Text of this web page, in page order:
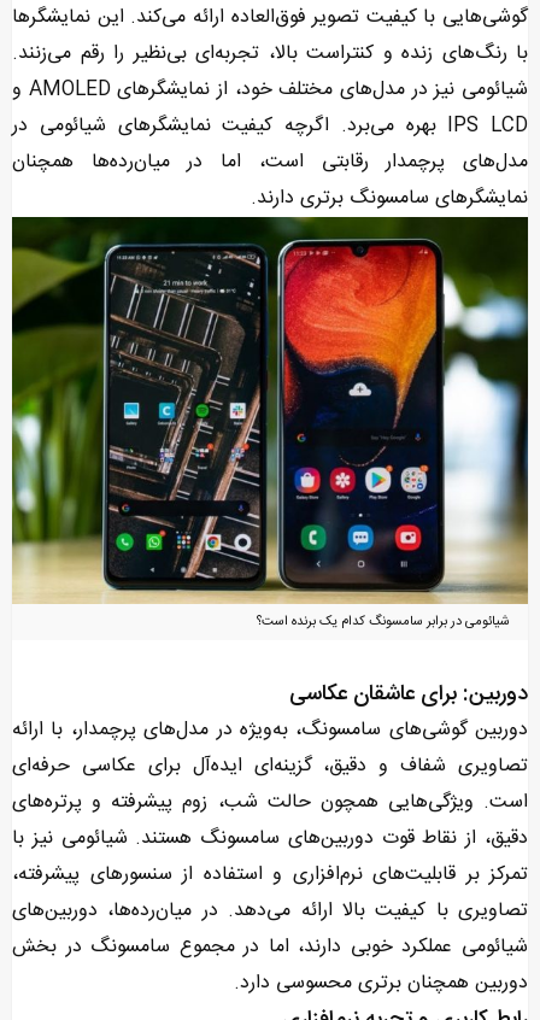
گوشی‌هایی با کیفیت تصویر فوق‌العاده ارائه می‌کند. این نمایشگرها
با رنگ‌های زنده و کنتراست بالا، تجربه‌ای بی‌نظیر را رقم می‌زنند.
شیائومی نیز در مدل‌های مختلف خود، از نمایشگرهای AMOLED و
IPS LCD بهره می‌برد. اگرچه کیفیت نمایشگرهای شیائومی در
مدل‌های پرچمدار رقابتی است، اما در میان‌رده‌ها همچنان
نمایشگرهای سامسونگ برتری دارند.
شیائومی در برابر سامسونگ کدام یک برنده است؟
دوربین: برای عاشقان عکاسی
دوربین گوشی‌های سامسونگ، به‌ویژه در مدل‌های پرچمدار، با ارائه
تصاویری شفاف و دقیق، گزینه‌ای ایده‌آل برای عکاسی حرفه‌ای
است. ویژگی‌هایی همچون حالت شب، زوم پیشرفته و پرتره‌های
دقیق، از نقاط قوت دوربین‌های سامسونگ هستند. شیائومی نیز با
تمرکز بر قابلیت‌های نرم‌افزاری و استفاده از سنسورهای پیشرفته،
تصاویری با کیفیت بالا ارائه می‌دهد. در میان‌رده‌ها، دوربین‌های
شیائومی عملکرد خوبی دارند، اما در مجموع سامسونگ در بخش
دوربین همچنان برتری محسوسی دارد.